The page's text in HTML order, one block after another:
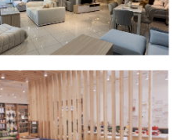
人資料，並將交易相關給付款項請求債
下網址：
者引起之損失，本公司不負相關責
據個別帳號之用戶狀況，依本公司即
度不足之情形，本公司將視審查結果